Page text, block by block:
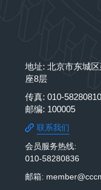
地址: 北京市东城
座8层
传真: 010-
邮编: 100005
联系我们
会员服务热线:
010-58280836
邮箱: